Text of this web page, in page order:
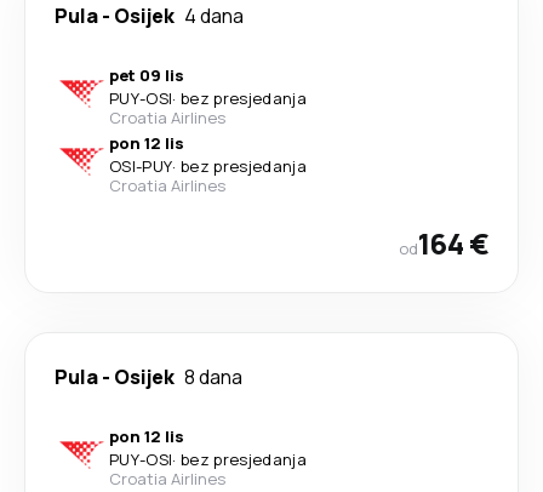
Pula- Osijek 4 dana
pet 09 lis
PUY-OSI· bez presjedanja
Croatia Airlines
pon 12 lis
OSI-PUY· bez presjedanja
Croatia Airlines
od164 €
Pula- Osijek 8 dana
pon 12 lis
PUY-OSI· bez presjedanja
Croatia Airlines